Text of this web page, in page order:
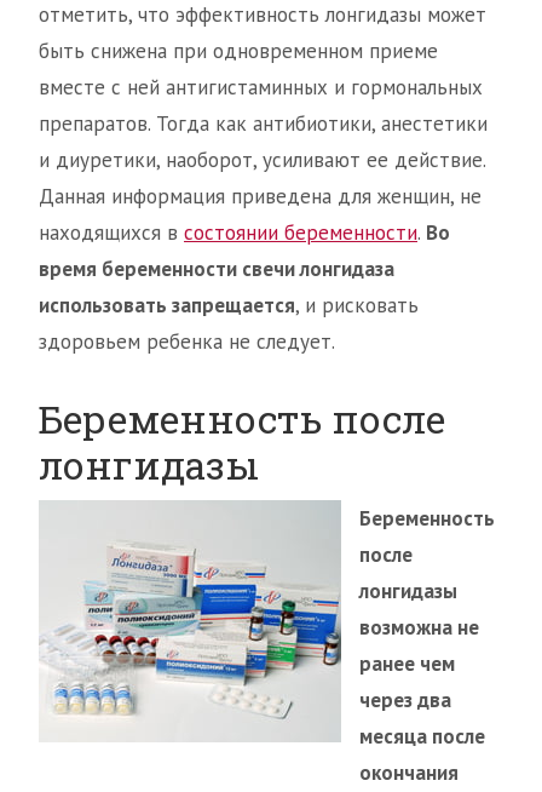
отметить, что эффективность лонгидазы может
быть снижена при одновременном приеме
вместе с ней антигистаминных и гормональных
препаратов. Тогда как антибиотики, анестетики
и диуретики, наоборот, усиливают ее действие.
Данная информация приведена для женщин, не
находящихся в состоянии беременности. Во
время беременности свечи лонгидаза
использовать запрещается, и рисковать
здоровьем ребенка не следует.
Беременность после
лонгидазы
Беременность
после
лонгидазы
возможна не
ранее чем
через два
месяца после
окончания